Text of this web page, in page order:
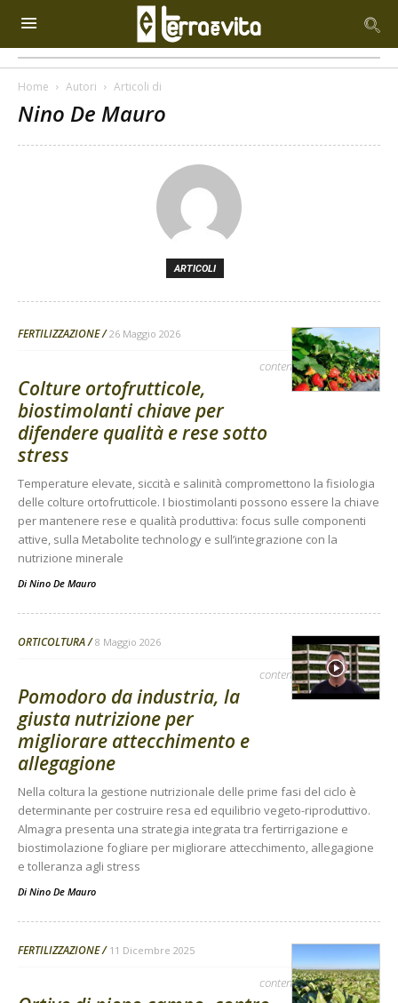
Home Autori Articoli di
Nino De Mauro
ARTICOLI
FERTILIZZAZIONE 26 Maggio 2026
contenuto sponsorizzato
Colture ortofrutticole,
biostimolanti chiave per
difendere qualità e rese sotto
stress
Temperature elevate, siccità e salinità compromettono la fisiologia
delle colture ortofrutticole. I biostimolanti possono essere la chiave
per mantenere rese e qualità produttiva: focus sulle componenti
attive, sulla Metabolite technology e sull’integrazione con la
nutrizione minerale
Di Nino De Mauro
ORTICOLTURA 8 Maggio 2026
contenuto sponsorizzato
Pomodoro da industria, la
giusta nutrizione per
migliorare attecchimento e
allegagione
Nella coltura la gestione nutrizionale delle prime fasi del ciclo è
determinante per costruire resa ed equilibrio vegeto-riproduttivo.
Almagra presenta una strategia integrata tra fertirrigazione e
biostimolazione fogliare per migliorare attecchimento, allegagione
e tolleranza agli stress
Di Nino De Mauro
FERTILIZZAZIONE 11 Dicembre 2025
contenuto sponsorizzato